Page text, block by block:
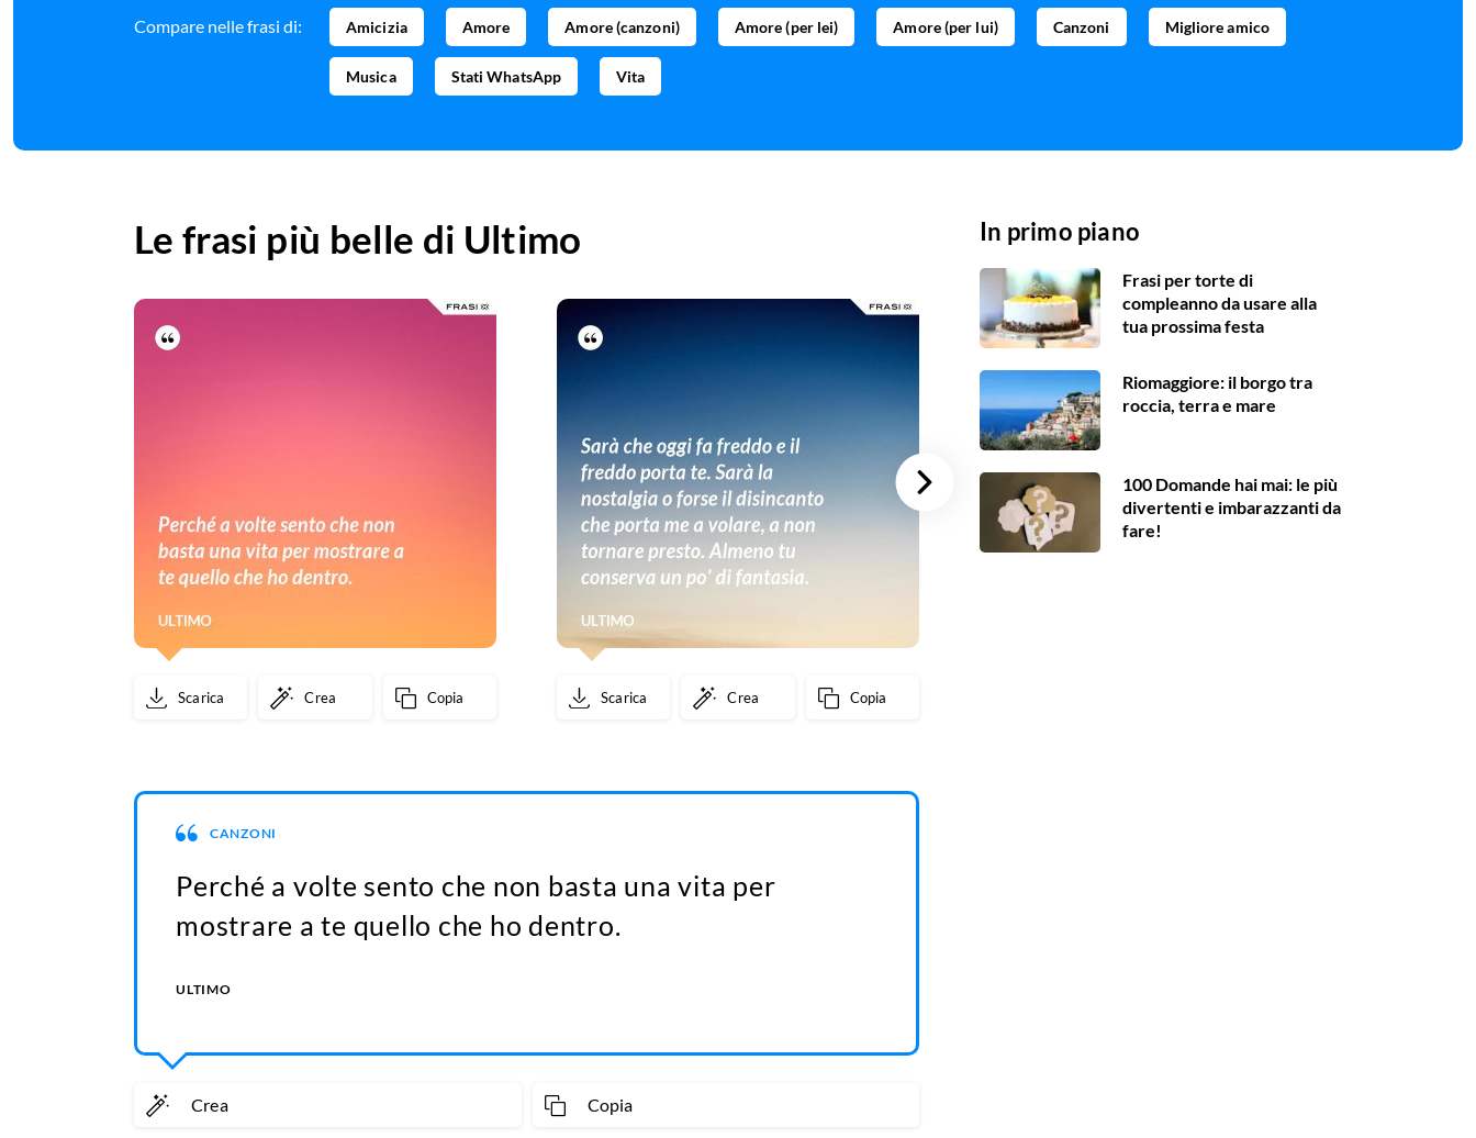
Compare nelle frasi di: Amicizia Amore Amore (canzoni) Amore (per lei) Amore (per lui) Canzoni Migliore amico
Musica Stati WhatsApp Vita
Le frasi più belle di Ultimo
Scarica Crea Copia Scarica Crea Copia
CANZONI
Perché a volte sento che non basta una vita per
mostrare a te quello che ho dentro.
ULTIMO
Crea Copia
In primo piano
Frasi per torte di
compleanno da usare alla
tua prossima festa
Riomaggiore: il borgo tra
roccia, terra e mare
100 Domande hai mai: le più
divertenti e imbarazzanti da
fare!